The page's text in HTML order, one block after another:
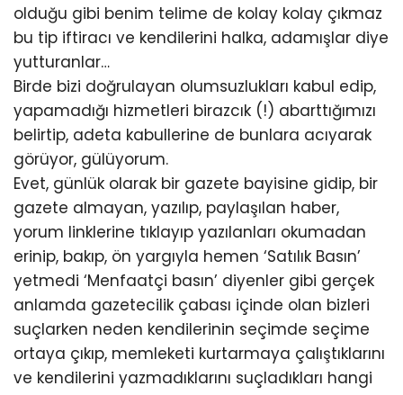
olduğu gibi benim telime de kolay kolay çıkmaz
bu tip iftiracı ve kendilerini halka, adamışlar diye
yutturanlar…
Birde bizi doğrulayan olumsuzlukları kabul edip,
yapamadığı hizmetleri birazcık (!) abarttığımızı
belirtip, adeta kabullerine de bunlara acıyarak
görüyor, gülüyorum.
Evet, günlük olarak bir gazete bayisine gidip, bir
gazete almayan, yazılıp, paylaşılan haber,
yorum linklerine tıklayıp yazılanları okumadan
erinip, bakıp, ön yargıyla hemen ‘Satılık Basın’
yetmedi ‘Menfaatçi basın’ diyenler gibi gerçek
anlamda gazetecilik çabası içinde olan bizleri
suçlarken neden kendilerinin seçimde seçime
ortaya çıkıp, memleketi kurtarmaya çalıştıklarını
ve kendilerini yazmadıklarını suçladıkları hangi